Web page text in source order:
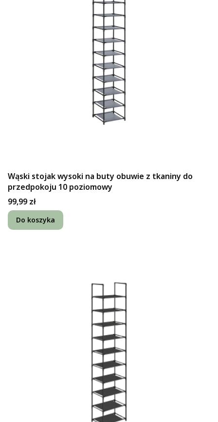
Wąski stojak wysoki na buty obuwie z tkaniny do
przedpokoju 10 poziomowy
Cena
99,99 zł
Do koszyka